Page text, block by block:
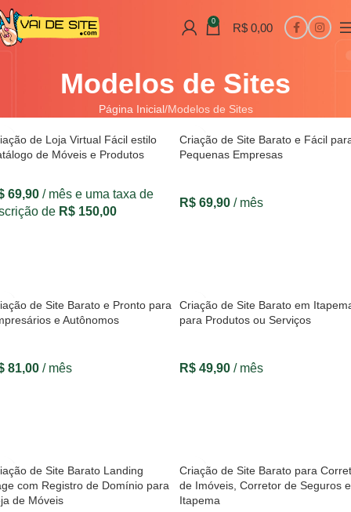
0 R$ 0,00
Modelos de Sites
Página Inicial Modelos de Sites
de Loja Virtual Fácil estilo
de Móveis e Produtos
69,90 / mês e uma taxa de
de R$ 150,00
Criação de Site Barato e Fácil
Pequenas Empresas
R$ 69,90 / mês
de Site Barato e Pronto para
e Autônomos
81,00 / mês
Criação de Site Barato em
para Produtos ou Serviços
R$ 49,90 / mês
de Site Barato Landing
com Registro de Domínio para
de Móveis
Criação de Site Barato para
de Imóveis, Corretor de Seguros
Itapema